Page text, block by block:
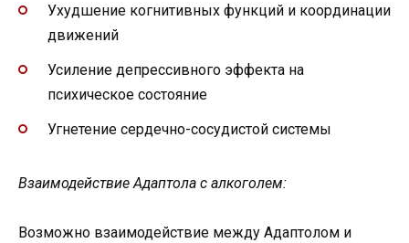
Ухудшение когнитивных функций и координации
движений
Усиление депрессивного эффекта на
психическое состояние
Угнетение сердечно-сосудистой системы
Взаимодействие Адаптола с алкоголем:
Возможно взаимодействие между Адаптолом и